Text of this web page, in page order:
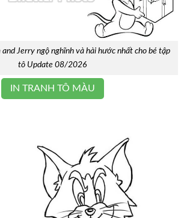
and Jerry ngộ nghĩnh và hài hước nhất cho bé tập
tô Update 08/2026
IN TRANH TÔ MÀU